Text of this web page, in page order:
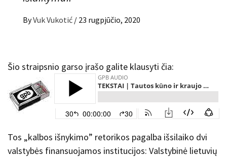
ByVuk Vukotić / 23 rugpjūčio, 2020
Šio straipsnio garso įrašo galite klausyti čia:
Tos „kalbos išnykimo” retorikos pagalba išsilaiko dvi
valstybės finansuojamos institucijos: Valstybinė lietuvių